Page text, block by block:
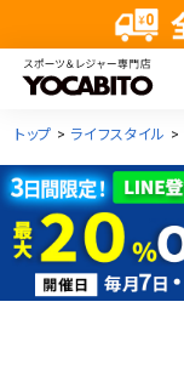
トップ ライフスタイル